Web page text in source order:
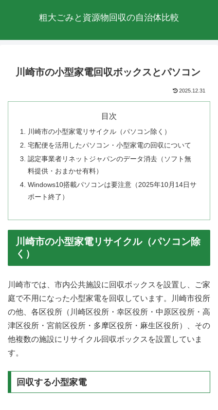
粗大ごみと資源物回収の自治体比較
川崎市の小型家電回収ボックスとパソコン
2025.12.31
目次
川崎市の小型家電リサイクル（パソコン除く）
宅配便を活用したパソコン・小型家電の回収について
認定事業者リネットジャパンのデータ消去（ソフト無
料提供・おまかせ有料）
Windows10搭載パソコンは要注意（2025年10月14日サ
ポート終了）
川崎市の小型家電リサイクル（パソコン除
く）
川崎市では、市内公共施設に回収ボックスを設置し、ご家
庭で不用になった小型家電を回収しています。川崎市役所
の他、各区役所（川崎区役所・幸区役所・中原区役所・高
津区役所・宮前区役所・多摩区役所・麻生区役所）、その
他複数の施設にリサイクル回収ボックスを設置していま
す。
回収する小型家電